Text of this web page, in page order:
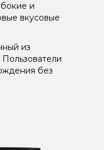
и
вкусовые
из
без